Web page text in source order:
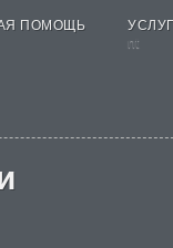
ПОМОЩЬ
nt